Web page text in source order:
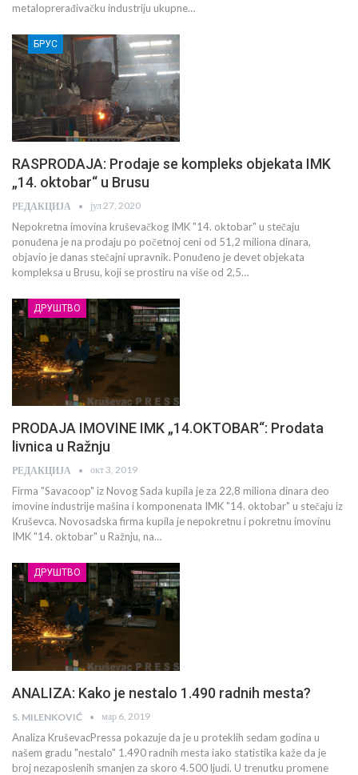
metaloprerađivačku industriju ukupne…
БРУС
RASPRODAJA: Prodaje se kompleks objekata IMK
„14. oktobar“ u Brusu
РЕДАКЦИЈА јул 27, 2020
Nepokretna imovina kruševačkog IMK "14. oktobar" u stečaju
ponuđena je na prodaju po početnoj ceni od 51,2 miliona dinara,
objavio je danas stečajni upravnik. Ponuđeno je devet objekata
kompleksa u Brusu, koji se prostiru na više od 2,5…
ДРУШТВО
PRODAJA IMOVINE IMK „14.OKTOBAR“: Prodata
livnica u Ražnju
РЕДАКЦИЈА окт 3, 2019
Firma "Savacoop" iz Novog Sada kupila je za 22,8 miliona dinara deo
imovine industrije mašina i komponenata IMK "14. oktobar" u stečaju iz
Kruševca. Novosadska firma kupila je nepokretnu i pokretnu imovinu
IMK "14. oktobar" u Ražnju, na…
ДРУШТВО
ANALIZA: Kako je nestalo 1.490 radnih mesta?
S. MILENKOVIĆ мар 6, 2019
Analiza KruševacPressa pokazuje da je u proteklih sedam godina u
našem gradu "nestalo" 1.490 radnih mesta iako statistika kaže da je
broj nezaposlenih smanjen za skoro 4.500 ljudi. U trenutku promene